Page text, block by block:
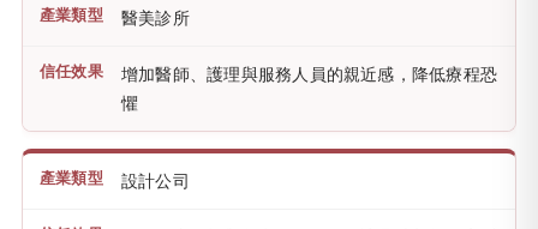
醫美診所
增加醫師、護理與服務人員的親近感，降低療程恐
懼
設計公司